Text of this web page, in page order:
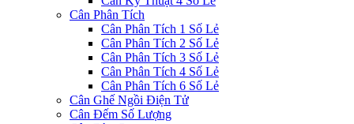
Cân Phân Tích
Cân Phân Tích 1 Số Lẻ
Cân Phân Tích 2 Số Lẻ
Cân Phân Tích 3 Số Lẻ
Cân Phân Tích 4 Số Lẻ
Cân Phân Tích 6 Số Lẻ
Cân Ghế Ngồi Điện Tử
Cân Đếm Số Lượng